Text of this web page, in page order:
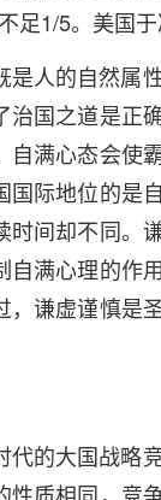
足1/5。美国
是人的自然属
治国之道是正
自满心态会使
国际地位的是
时间却不同。
自满心理的作
，谦虚谨慎是
代的大国战略